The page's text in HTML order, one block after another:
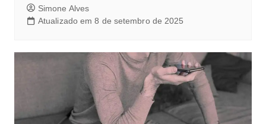
Simone Alves
Atualizado em 8 de setembro de 2025